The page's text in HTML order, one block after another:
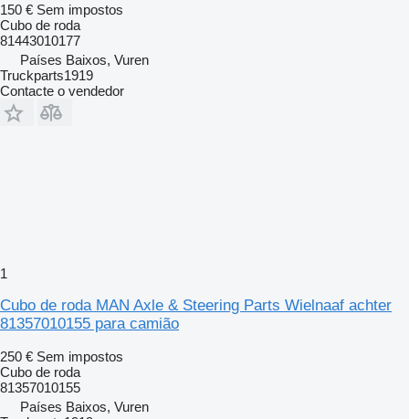
150 € Sem impostos
Cubo de roda
81443010177
Países Baixos, Vuren
Truckparts1919
Contacte o vendedor
1
Cubo de roda MAN Axle & Steering Parts Wielnaaf achter
81357010155 para camião
250 € Sem impostos
Cubo de roda
81357010155
Países Baixos, Vuren